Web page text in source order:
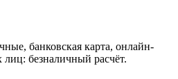
банковская карта, онлайн-
безналичный расчёт.